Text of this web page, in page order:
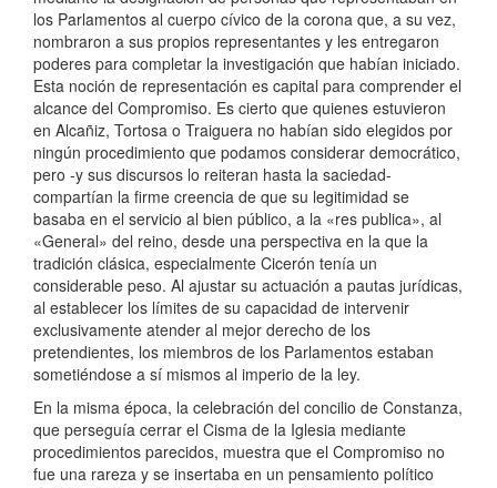
los Parlamentos al cuerpo cívico de la corona que, a su vez,
nombraron a sus propios representantes y les entregaron
poderes para completar la investigación que habían iniciado.
Esta noción de representación es capital para comprender el
alcance del Compromiso. Es cierto que quienes estuvieron
en Alcañiz, Tortosa o Traiguera no habían sido elegidos por
ningún procedimiento que podamos considerar democrático,
pero -y sus discursos lo reiteran hasta la saciedad-
compartían la firme creencia de que su legitimidad se
basaba en el servicio al bien público, a la «res publica», al
«General» del reino, desde una perspectiva en la que la
tradición clásica, especialmente Cicerón tenía un
considerable peso. Al ajustar su actuación a pautas jurídicas,
al establecer los límites de su capacidad de intervenir
exclusivamente atender al mejor derecho de los
pretendientes, los miembros de los Parlamentos estaban
sometiéndose a sí mismos al imperio de la ley.
En la misma época, la celebración del concilio de Constanza,
que perseguía cerrar el Cisma de la Iglesia mediante
procedimientos parecidos, muestra que el Compromiso no
fue una rareza y se insertaba en un pensamiento político